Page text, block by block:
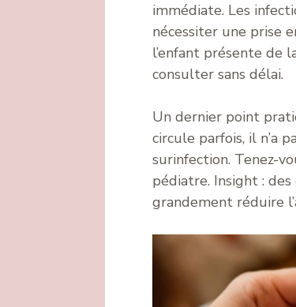
immédiate. Les
nécessiter une prise
l’enfant présente de
consulter sans délai.
Un dernier point
circule parfois, il n’a
surinfection. Tenez-
pédiatre. Insight :
grandement réduire